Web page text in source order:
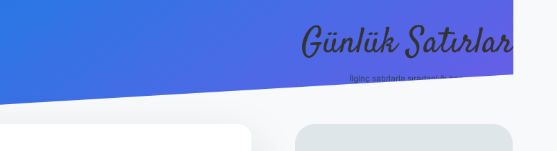
Günlük Satırlar
İlginç satırlarla sıradanlığı boz.
betci giriş